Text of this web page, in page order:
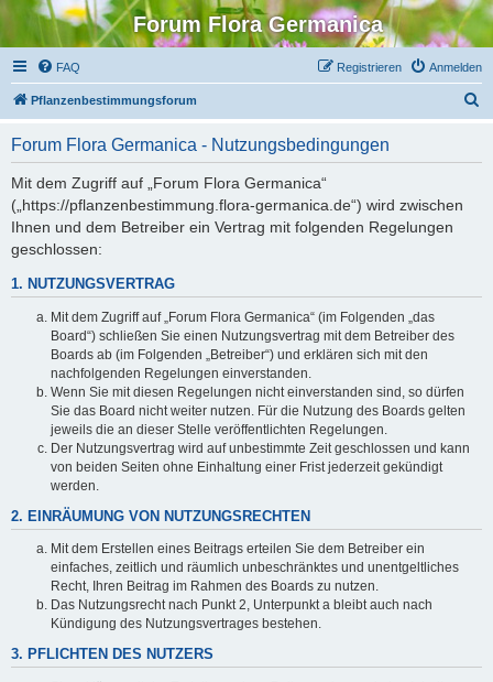
Forum Flora Germanica
FAQ Anmelden
Registrieren
Pflanzenbestimmungsforum
Forum Flora Germanica - Nutzungsbedingungen
Mit dem Zugriff auf „Forum Flora Germanica“
(„https://pflanzenbestimmung.flora-germanica.de“) wird zwischen
Ihnen und dem Betreiber ein Vertrag mit folgenden Regelungen
geschlossen:
1. NUTZUNGSVERTRAG
Mit dem Zugriff auf „Forum Flora Germanica“ (im Folgenden „das
Board“) schließen Sie einen Nutzungsvertrag mit dem Betreiber des
Boards ab (im Folgenden „Betreiber“) und erklären sich mit den
nachfolgenden Regelungen einverstanden.
Wenn Sie mit diesen Regelungen nicht einverstanden sind, so dürfen
Sie das Board nicht weiter nutzen. Für die Nutzung des Boards gelten
jeweils die an dieser Stelle veröffentlichten Regelungen.
Der Nutzungsvertrag wird auf unbestimmte Zeit geschlossen und kann
von beiden Seiten ohne Einhaltung einer Frist jederzeit gekündigt
werden.
2. EINRÄUMUNG VON NUTZUNGSRECHTEN
Mit dem Erstellen eines Beitrags erteilen Sie dem Betreiber ein
einfaches, zeitlich und räumlich unbeschränktes und unentgeltliches
Recht, Ihren Beitrag im Rahmen des Boards zu nutzen.
Das Nutzungsrecht nach Punkt 2, Unterpunkt a bleibt auch nach
Kündigung des Nutzungsvertrages bestehen.
3. PFLICHTEN DES NUTZERS